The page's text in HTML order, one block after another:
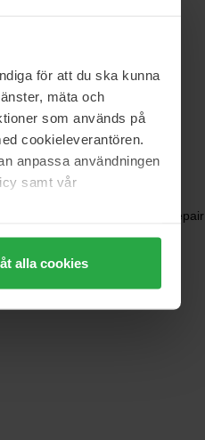
för att du ska kunna
mäta och
som används på
cookieleverantören.
anpassa användningen
samt vår
alla cookies
Face Lotion Clearing
100 ml
134 zł
UV Daily Advanced Repair
217 zł